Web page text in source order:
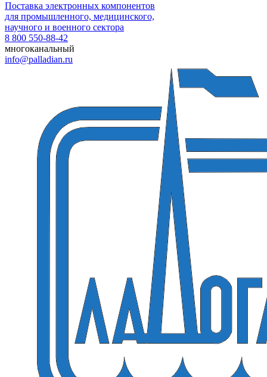
Поставка электронных компонентов
для промышленного, медицинского,
научного и военного сектора
8 800 550-88-42
многоканальный
info@palladian.ru